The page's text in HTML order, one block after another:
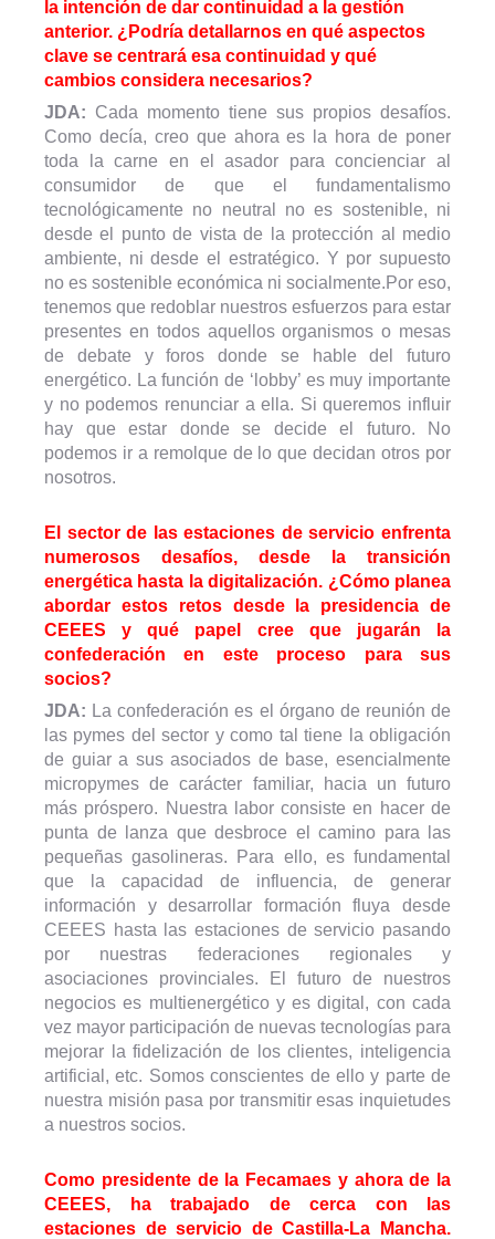
la intención de dar continuidad a la gestión
anterior. ¿Podría detallarnos en qué aspectos
clave se centrará esa continuidad y qué
cambios considera necesarios?
JDA: Cada momento tiene sus propios desafíos.
Como decía, creo que ahora es la hora de poner
toda la carne en el asador para concienciar al
consumidor de que el fundamentalismo
tecnológicamente no neutral no es sostenible, ni
desde el punto de vista de la protección al medio
ambiente, ni desde el estratégico. Y por supuesto
no es sostenible económica ni socialmente. Por eso,
tenemos que redoblar nuestros esfuerzos para estar
presentes en todos aquellos organismos o mesas
de debate y foros donde se hable del futuro
energético. La función de ‘lobby’ es muy importante
y no podemos renunciar a ella. Si queremos influir
hay que estar donde se decide el futuro. No
podemos ir a remolque de lo que decidan otros por
nosotros.
El sector de las estaciones de servicio enfrenta
numerosos desafíos, desde la transición
energética hasta la digitalización. ¿Cómo planea
abordar estos retos desde la presidencia de
CEEES y qué papel cree que jugarán la
confederación en este proceso para sus
socios?
JDA: La confederación es el órgano de reunión de
las pymes del sector y como tal tiene la obligación
de guiar a sus asociados de base, esencialmente
micropymes de carácter familiar, hacia un futuro
más próspero. Nuestra labor consiste en hacer de
punta de lanza que desbroce el camino para las
pequeñas gasolineras. Para ello, es fundamental
que la capacidad de influencia, de generar
información y desarrollar formación fluya desde
CEEES hasta las estaciones de servicio pasando
por nuestras federaciones regionales y
asociaciones provinciales. El futuro de nuestros
negocios es multienergético y es digital, con cada
vez mayor participación de nuevas tecnologías para
mejorar la fidelización de los clientes, inteligencia
artificial, etc. Somos conscientes de ello y parte de
nuestra misión pasa por transmitir esas inquietudes
a nuestros socios.
Como presidente de la Fecamaes y ahora de la
CEEES, ha trabajado de cerca con las
estaciones de servicio de Castilla-La Mancha.